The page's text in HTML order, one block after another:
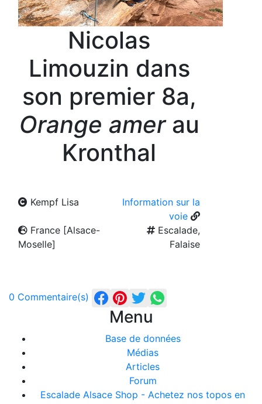
Nicolas
Limouzin dans
son premier 8a,
Orange amerau
Kronthal
Kempf Lisa
Information sur la
voie
France [Alsace-
Moselle]
Escalade,
Falaise
0 Commentaire(s)
Menu
Base de données
Médias
Articles
Forum
Escalade Alsace Shop - Achetez nos topos en